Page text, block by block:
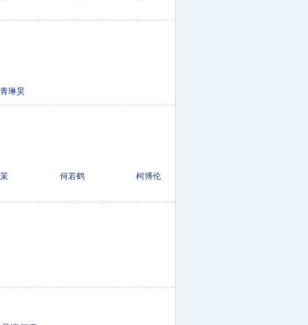
昊
何若鹤 柯博伦